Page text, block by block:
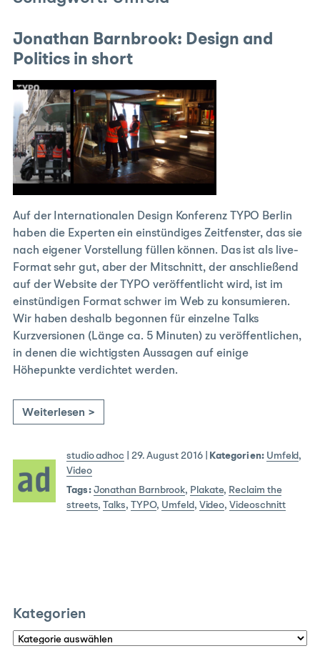
Jonathan Barnbrook: Design and
Politics in short
Auf der Internationalen Design Konferenz TYPO Berlin
haben die Experten ein einstündiges Zeitfenster, das sie
nach eigener Vorstellung füllen können. Das ist als live-
Format sehr gut, aber der Mitschnitt, der anschließend
auf der Website der TYPO veröffentlicht wird, ist im
einstündigen Format schwer im Web zu konsumieren.
Wir haben deshalb begonnen für einzelne Talks
Kurzversionen (Länge ca. 5 Minuten) zu veröffentlichen,
in denen die wichtigsten Aussagen auf einige
Höhepunkte verdichtet werden.
Weiterlesen >
studio adhoc 29. August 2016| Kategorien: Umfeld ,
Video
Tags: Jonathan Barnbrook, Plakate, Reclaim the
streets,Talks, TYPO, Umfeld , Video,Videoschnitt
Kategorien
Kategorien